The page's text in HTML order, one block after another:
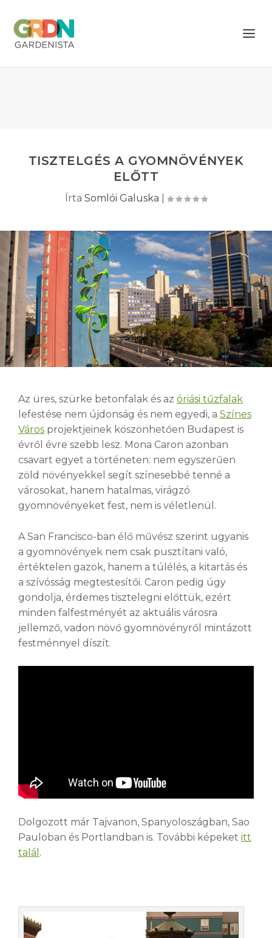
TISZTELGÉS A GYOMNÖVÉNYEK
ELŐTT
Írta Somlói Galuska
Az üres, szürke betonfalak és az óriási tűzfalak
lefestése nem újdonság és nem egyedi, a Színes
Város projektjeinek köszönhetően Budapest is
évről évre szebb lesz. Mona Caron azonban
csavart egyet a történeten: nem egyszerűen
zöld növényekkel segít színesebbé tenné a
városokat, hanem hatalmas, virágzó
gyomnövényeket fest, nem is véletlenül.
A San Francisco-ban élő művész szerint ugyanis
a gyomnövények nem csak pusztítani való,
értéktelen gazok, hanem a túlélés, a kitartás és
a szívósság megtestesítői. Caron pedig úgy
gondolja, érdemes tisztelegni előttük, ezért
minden falfestményét az aktuális városra
jellemző, vadon növő gyomnövényről mintázott
festménnyel díszít.
Dolgozott már Tajvanon, Spanyoloszágban, Sao
Pauloban és Portlandban is. További képeket itt
talál .